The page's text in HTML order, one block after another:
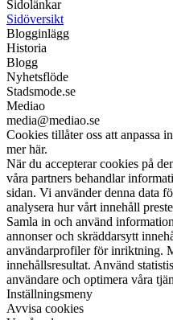
Sidolänkar
Sidöversikt
Blogginlägg
Historia
Blogg
Nyhetsflöde
Stadsmode.se
Mediao
media@mediao.se
Cookies tillåter oss att anpassa
mer här.
När du accepterar cookies på
våra partners behandlar
sidan. Vi använder denna data
analysera hur vårt innehåll
Samla in och använd
annonser och skräddarsytt
användarprofiler för inriktning.
innehållsresultat. Använd
användare och optimera våra
Inställningsmeny
Avvisa cookies